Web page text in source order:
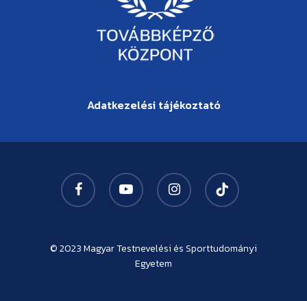
Adatkezelési tájékoztató
facebook youtube instagram tiktok
© 2023Magyar Testnevelési és Sporttudományi
Egyetem